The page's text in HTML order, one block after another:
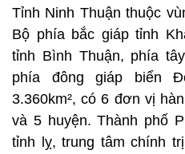
Tỉnh Ninh Thuận thuộc
Bộ phía bắc giáp tỉnh
tỉnh Bình Thuận, phía
phía đông giáp biển
3.360km², có 6 đơn vị
và 5 huyện. Thành phố
tỉnh lỵ, trung tâm chính